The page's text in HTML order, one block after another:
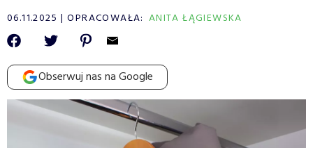
06.11.2025 OPRACOWAŁA: ANITA ŁĄGIEWSKA
Obserwuj nas na Google